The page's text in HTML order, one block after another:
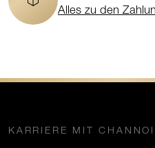
Alles zu den
KARRIERE MIT